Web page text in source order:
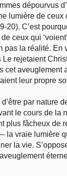
dépourvus
lumière de ceux
20). C’est
ceux qui
pas la réalité. En
Le rejetaient
cet aveuglement
leur propre
d’être par nature
le cours de la
plus fâcheux de
la vraie lumière
la vie.